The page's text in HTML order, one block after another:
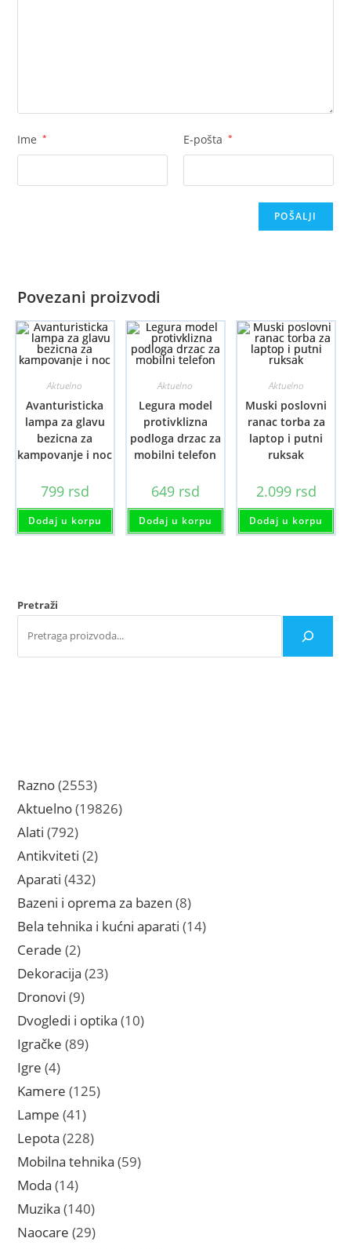
Ime * E-pošta *
Povezani proizvodi
Aktuelno
Avanturisticka
lampa za glavu
bezicna za
kampovanje i noc
799 rsd
Dodaj u korpu
Aktuelno
Legura model
protivklizna
podloga drzac za
mobilni telefon
649 rsd
Dodaj u korpu
Aktuelno
Muski poslovni
ranac torba za
laptop i putni
ruksak
2.099 rsd
Dodaj u korpu
Pretraži
Razno 25532553
proizvoda
Aktuelno 1982619826
Alati 792792
proizvoda
Antikviteti 22
proizvoda
Aparati 432432
proizvoda
Bazeni i oprema za bazen 88
proizvoda
Bela tehnika i kućni aparati 1414
Cerade 22
proizvoda
Dekoracija 2323
Dronovi 99
proizvoda
Dvogledi i optika 1010
Igračke 8989
Igre 44
proizvoda
Kamere 125125
Lampe 4141
proizvod
Lepota 228228
proizvoda
Mobilna tehnika 5959
Moda 1414
proizvoda
Muzika 140140
proizvoda
Naocare 2929